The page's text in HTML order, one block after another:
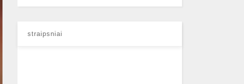
straipsniai